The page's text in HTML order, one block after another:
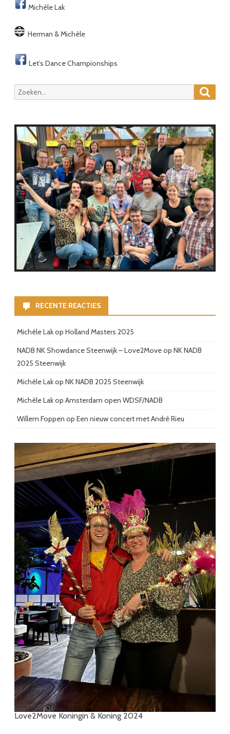
Michèle Lak
Herman & Michèle
Let’s Dance Championships
Zoeken
naar:
RECENTE REACTIES
Michèle Lakop Holland Masters 2025
NADB NK Showdance Steenwijk – Love2Moveop NK NADB
2025 Steenwijk
Michèle Lakop NK NADB 2025 Steenwijk
Michèle Lakop Amsterdam open WDSF/NADB
Willem Foppen op Een nieuw concert met André Rieu
Love2Move Koningin & Koning 2024